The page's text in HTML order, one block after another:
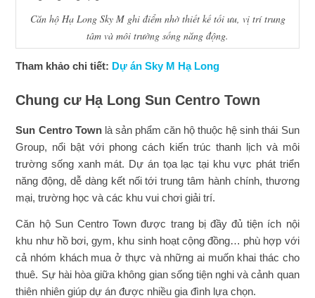
Căn hộ Hạ Long Sky M ghi điểm nhờ thiết kế tối ưu, vị trí trung
tâm và môi trường sống năng động.
Tham khảo chi tiết: Dự án Sky M Hạ Long
Chung cư Hạ Long Sun Centro Town
Sun Centro Townlà sản phẩm căn hộ thuộc hệ sinh thái Sun
Group, nổi bật với phong cách kiến trúc thanh lịch và môi
trường sống xanh mát. Dự án tọa lạc tại khu vực phát triển
năng động, dễ dàng kết nối tới trung tâm hành chính, thương
mại, trường học và các khu vui chơi giải trí.
Căn hộ Sun Centro Town được trang bị đầy đủ tiện ích nội
khu như hồ bơi, gym, khu sinh hoạt cộng đồng… phù hợp với
cả nhóm khách mua ở thực và những ai muốn khai thác cho
thuê. Sự hài hòa giữa không gian sống tiện nghi và cảnh quan
thiên nhiên giúp dự án được nhiều gia đình lựa chọn.